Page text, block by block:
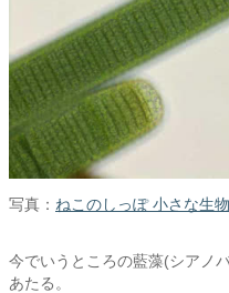
写真： ねこのしっぽ 小さな生
今でいうところの藍藻(シアノ
あたる。